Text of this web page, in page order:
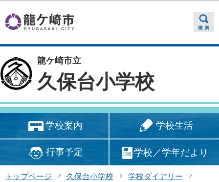
龍ケ崎市立
久保台小学校
学校案内 学校生活
行事予定 学校／学年だより
トップページ 久保台小学校
学校ダイアリー